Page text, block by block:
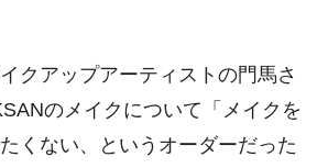
クアップアーティストの門馬さ
のメイクについて「メイクを
くない、というオーダーだった